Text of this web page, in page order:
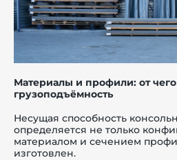
Материалы и профили: от чего
грузоподъёмность
Несущая способность
определяется не только
материалом и сечением
изготовлен.